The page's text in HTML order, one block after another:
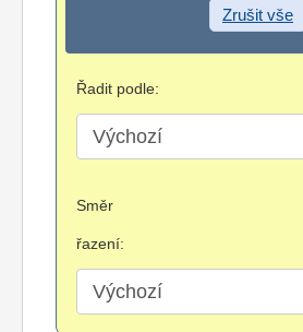
Zrušit vše
Řadit podle:
Směr
řazení: